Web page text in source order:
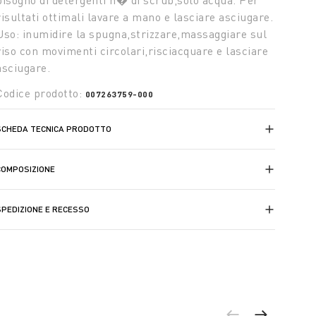
ottimali lavare a mano e lasciare asciugare.
inumidire la spugna,strizzare,massaggiare sul
con movimenti circolari,risciacquare e lasciare
prodotto: 007263759-000
TECNICA PRODOTTO
E RECESSO